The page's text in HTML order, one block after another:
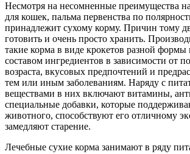
Несмотря на несомненные преимущества
для кошек, пальма первенства по
принадлежит сухому корму. Причин тому
готовить и очень просто хранить.
такие корма в виде крокетов разной
составом ингредиентов в зависимости от
возраста, вкусовых предпочтений и
тем или иным заболеваниям. Наряду с
веществами в них включают витамины,
специальные добавки, которые
животного, способствуют его отличному
замедляют старение.
Лечебные сухие корма занимают в ряду